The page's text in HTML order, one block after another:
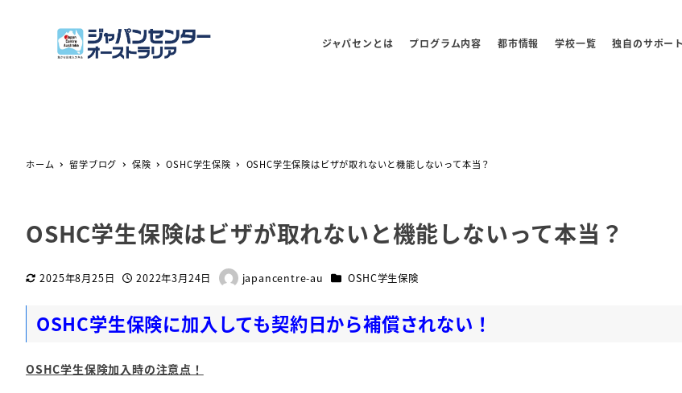
ジャパセンとは プログラム内容 都市情報 学校一覧 独自のサポート
ホーム 留学ブログ 保険 OSHC学生保険 OSHC学生保険はビザが取れないと機能しないって本当？
OSHC学生保険はビザが取れないと機能しないって本当？
更新日2025年8月25日 投稿日2022年3月24日
著
japancentre-au カテゴリー
OSHC学生保険
OSHC学生保険に加入しても契約日から補償されない！
OSHC学生保険加入時の注意点！